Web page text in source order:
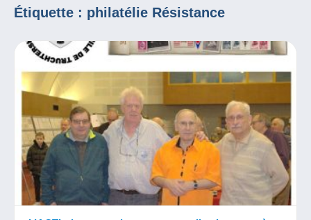
Étiquette : philatélie Résistance